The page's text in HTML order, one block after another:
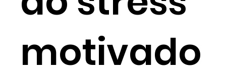
motivado